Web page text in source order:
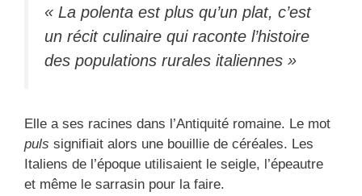
« La polenta est plus qu’un plat, c’est
un récit culinaire qui raconte l’histoire
des populations rurales italiennes »
Elle a ses racines dans l’Antiquité romaine. Le mot
puls signifiait alors une bouillie de céréales. Les
Italiens de l’époque utilisaient le seigle, l’épeautre
et même le sarrasin pour la faire.